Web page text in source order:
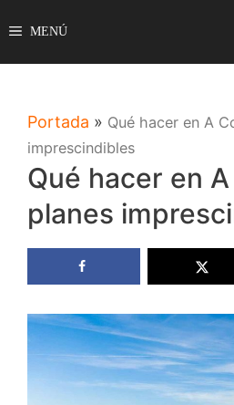
al
contenido
MENÚ
Portada » Qué hacer en A
imprescindibles
Qué hacer en
planes